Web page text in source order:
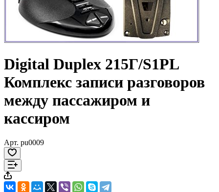
Digital Duplex 215Г/S1PL
Комплекс записи разговоров
между пассажиром и
кассиром
Арт. pu0009